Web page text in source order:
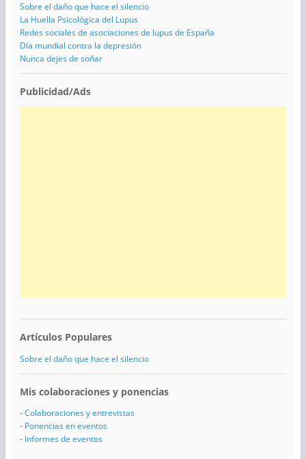
Sobre el daño que hace el silencio
La Huella Psicológica del Lupus
Redes sociales de asociaciones de lupus de España
Día mundial contra la depresión
Nunca dejes de soñar
Publicidad/Ads
Artículos Populares
Sobre el daño que hace el silencio
Mis colaboraciones y ponencias
-Colaboraciones y entrevistas
- Ponencias en eventos
- Informes de eventos